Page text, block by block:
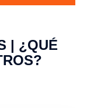
| ¿QUÉ